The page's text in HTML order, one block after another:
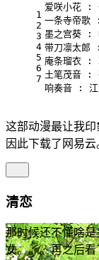
1
2
3
4
5
6
7
爱咲小花 :
一条寺帝歌
墨之宫葵 :
带刀凛太郎
庵条瑠衣 :
土笔茂音 :
响奏音 : 江
这部动漫最让我
因此下载了网易云
清恋
那时候还不懂啥是
女。。。再之后看